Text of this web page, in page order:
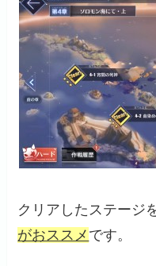
クリアしたステージ
がおススメ です。